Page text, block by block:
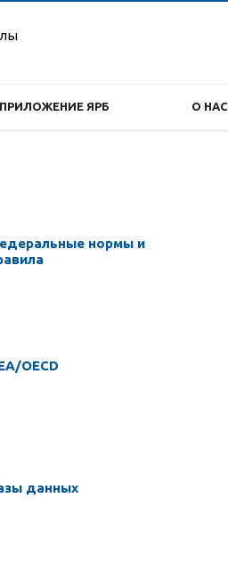
ПРИЛОЖЕНИЕ ЯРБ О НАС
нормы и
OECD
данных